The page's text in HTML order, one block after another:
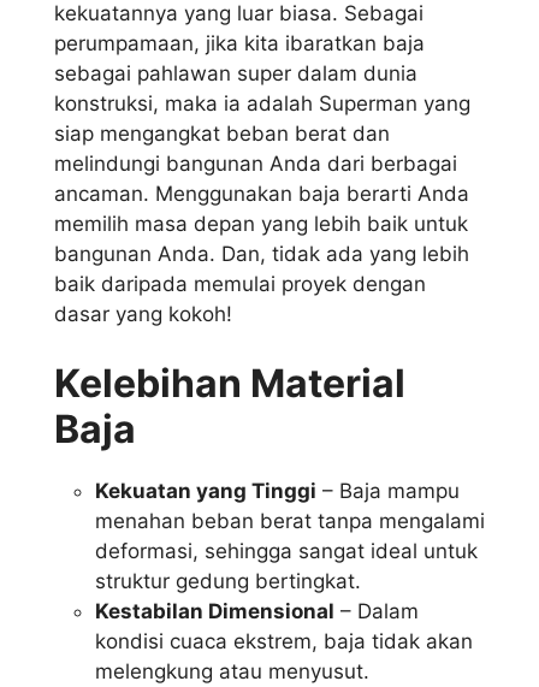
kekuatannya yang luar biasa. Sebagai
perumpamaan, jika kita ibaratkan baja
sebagai pahlawan super dalam dunia
konstruksi, maka ia adalah Superman yang
siap mengangkat beban berat dan
melindungi bangunan Anda dari berbagai
ancaman. Menggunakan baja berarti Anda
memilih masa depan yang lebih baik untuk
bangunan Anda. Dan, tidak ada yang lebih
baik daripada memulai proyek dengan
dasar yang kokoh!
Kelebihan Material
Baja
Kekuatan yang Tinggi – Baja mampu
menahan beban berat tanpa mengalami
deformasi, sehingga sangat ideal untuk
struktur gedung bertingkat.
Kestabilan Dimensional – Dalam
kondisi cuaca ekstrem, baja tidak akan
melengkung atau menyusut.